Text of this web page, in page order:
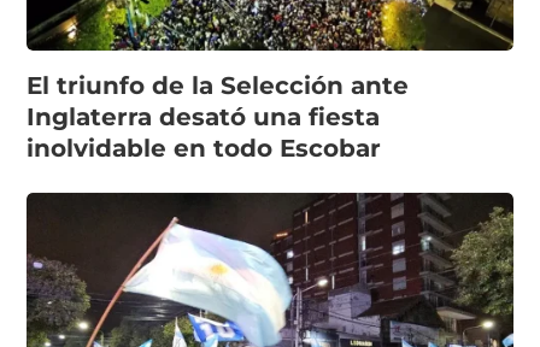
El triunfo de la Selección ante
Inglaterra desató una fiesta
inolvidable en todo Escobar